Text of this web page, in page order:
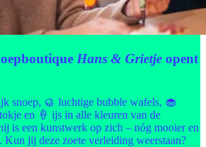
Hans & Grietje opent
snoep, 🥮 luchtige bubble wafels, 🧁
en 🍦 ijs in alle kleuren van de
is een kunstwerk op zich – nóg mooier en
Kun jij deze zoete verleiding weerstaan?